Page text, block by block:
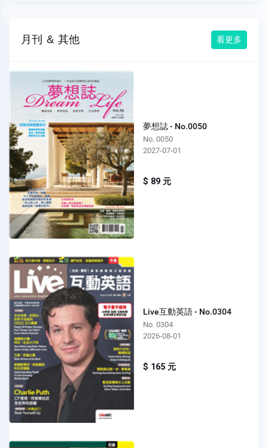
月刊 ＆ 其他 看更多
夢想誌 - No.0050
No. 0050
2027-07-01
$ 89 元
Live互動英語 - No.0304
No. 0304
2026-08-01
$ 165 元